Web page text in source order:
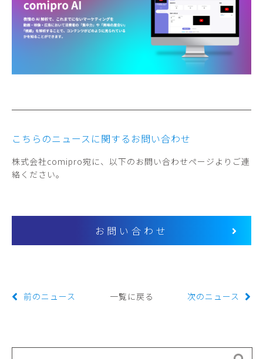
こちらのニュースに関するお問い合わせ
株式会社comipro宛に、以下のお問い合わせページよりご連
絡ください。
お問い合わせ
前のニュース 一覧に戻る 次のニュース